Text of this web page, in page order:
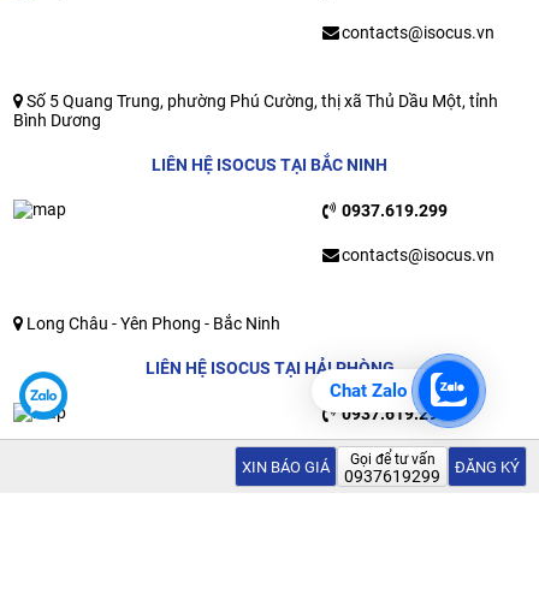
Chat Zalo
Nhận báo giá
Gọi tư vấn
0937619299
ĐĂNG KÝ
Gọi để tư vấn
0937619299
XIN BÁO GIÁ
contacts@isocus.vn
Số 5 Quang Trung, phường Phú Cường, thị xã Thủ Dầu Một, tỉnh
Bình Dương
LIÊN HỆ ISOCUS TẠI BẮC NINH
0937.619.299
contacts@isocus.vn
Long Châu - Yên Phong - Bắc Ninh
LIÊN HỆ ISOCUS TẠI HẢI PHÒNG
0937.619.299
contacts@isocus.vn